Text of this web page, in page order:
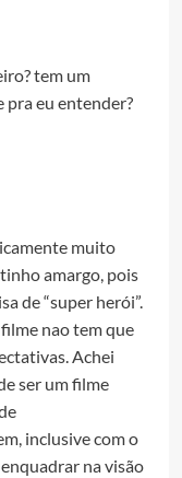
tem um
pra eu entender?
muito
amargo, pois
de “super herói”.
nao tem que
Achei
ser um filme
inclusive com o
na visão